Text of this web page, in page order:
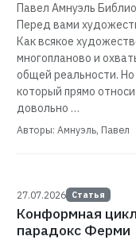
Павел Амнуэль
Перед вами
Как всякое
многопланово и
общей реальности.
который прямо
довольно …
Авторы: Амнуэль, Павел
27.07.2026 Статья
Конформная
парадокс Ферми